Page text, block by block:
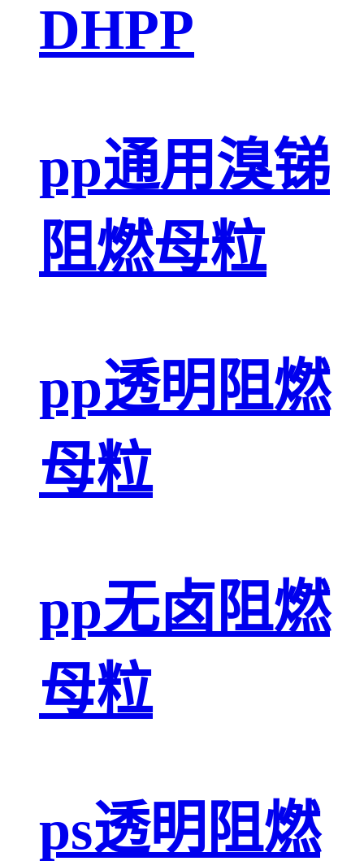
DHPP
pp通用溴锑
阻燃母粒
pp透明阻燃
母粒
pp无卤阻燃
母粒
ps透明阻燃